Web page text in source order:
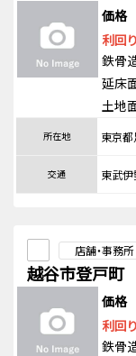
価格
利回り
鉄骨
延床
土地
所在地 東京都
交通 東武伊
店舗・事務所
越谷市登戸町
価格
利回り
鉄骨